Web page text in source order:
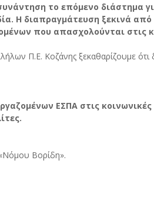
το επόμενο διάστημα
Η διαπραγμάτευση ξεκινά
που απασχολούνται στις
Π.Ε. Κοζάνης ξεκαθαρίζουμε
ΕΣΠΑ στις
Βορίδη».